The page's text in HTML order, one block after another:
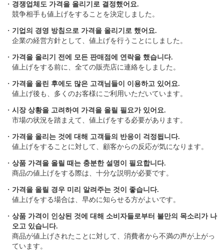
・ 경쟁업체도 가격을 올리기로 결정했어요.
競争相手も値上げをすることを決定しました。
・ 기업의 경영 방침으로 가격을 올리기로 했어요.
企業の経営方針として、値上げを行うことにしました。
・ 가격을 올리기 전에 모든 판매점에 연락을 했습니다.
値上げをする前に、全ての販売店に連絡をしました。
・ 가격을 올린 후에도 많은 고객님들이 이용하고 있어요.
値上げ後も、多くのお客様にご利用いただいています。
・ 시장 상황을 고려하여 가격을 올릴 필요가 있어요.
市場の状況を踏まえて、値上げをする必要があります。
・ 가격을 올리는 것에 대해 고객들의 반응이 걱정됩니다.
値上げをすることに対して、顧客からの反応が気になります。
・ 상품 가격을 올릴 때는 충분한 설명이 필요합니다.
商品の値上げをする際は、十分な説明が必要です。
・ 가격을 올릴 경우 미리 알려주는 것이 좋습니다.
値上げをする場合は、早めに知らせる方がよいです。
・ 상품 가격이 인상된 것에 대해 소비자들로부터 불만의 목소리가 나
오고 있습니다.
商品が値上げされたことに対して、消費者から不満の声が上がっ
ています。